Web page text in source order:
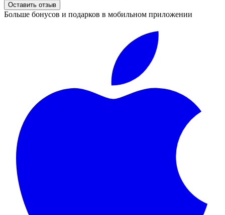
Оставить отзыв
Больше бонусов и подарков в мобильном приложении